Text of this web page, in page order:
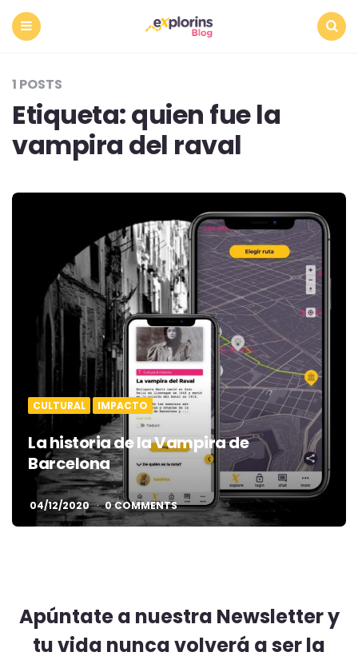
1 POSTS
Etiqueta:quien fue la
vampira del raval
CULTURAL IMPACTO
La historia de la Vampira de
Barcelona
04/12/2020 0 COMMENTS
Apúntate a nuestra Newsletter y
tu vida nunca volverá a ser la